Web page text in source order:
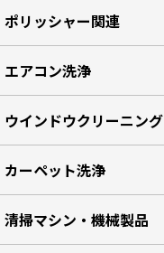
ポリッシャー関連
エアコン洗浄
ウインドウクリーニング
カーペット洗浄
清掃マシン・機械製品